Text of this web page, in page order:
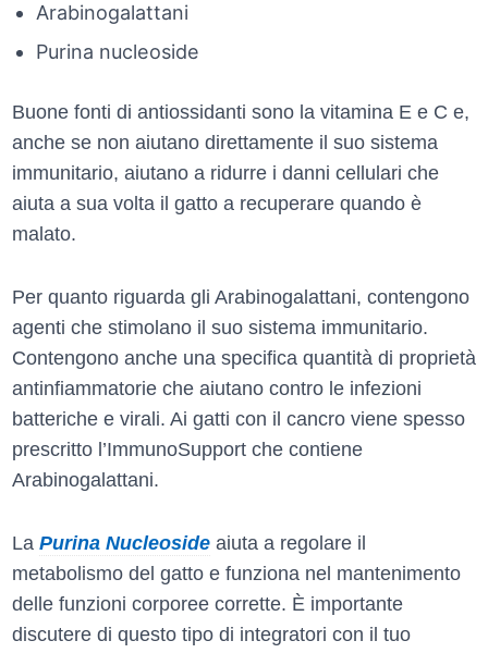
Arabinogalattani
Purina nucleoside
Buone fonti di antiossidanti sono la vitamina E e C e,
anche se non aiutano direttamente il suo sistema
immunitario, aiutano a ridurre i danni cellulari che
aiuta a sua volta il gatto a recuperare quando è
malato.
Per quanto riguarda gli Arabinogalattani, contengono
agenti che stimolano il suo sistema immunitario.
Contengono anche una specifica quantità di proprietà
antinfiammatorie che aiutano contro le infezioni
batteriche e virali. Ai gatti con il cancro viene spesso
prescritto l’ImmunoSupport che contiene
Arabinogalattani.
La Purina Nucleoside aiuta a regolare il
metabolismo del gatto e funziona nel mantenimento
delle funzioni corporee corrette. È importante
discutere di questo tipo di integratori con il tuo